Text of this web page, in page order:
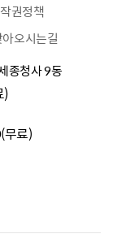
권정책
아오시는길
종청사 9동
)
무료)